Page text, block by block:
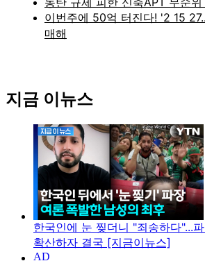
지금 이뉴스
한국인에 눈 찢더니 "죄송하다"...
확산하자 결국 [지금이뉴스]